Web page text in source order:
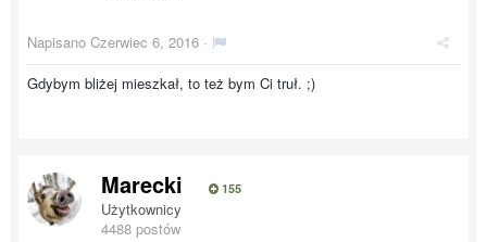
Napisano Czerwiec 6, 2016 ·
Gdybym bliżej mieszkał, to też bym Ci truł. ;)
Marecki 155
Użytkownicy
4488 postów